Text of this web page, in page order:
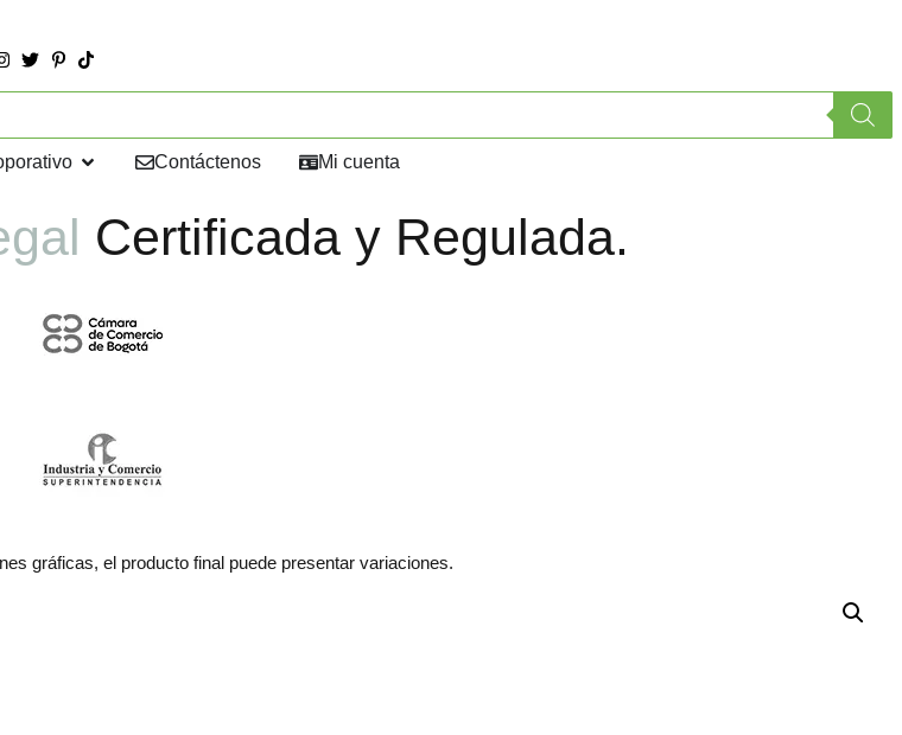
Contáctenos Mi cuenta
Certificada y Regulada.
gráficas, el producto final puede presentar variaciones.